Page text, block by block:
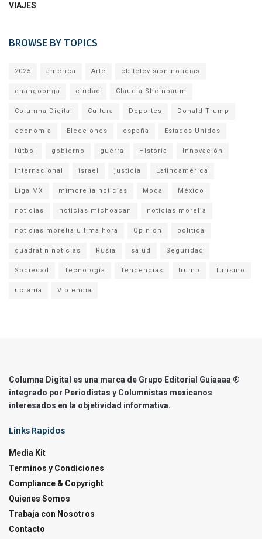
VIAJES
BROWSE BY TOPICS
2025 america Arte cb television noticias
changoonga ciudad Claudia Sheinbaum
Columna Digital Cultura Deportes Donald Trump
economia Elecciones españa Estados Unidos
fútbol gobierno guerra Historia Innovación
Internacional israel justicia Latinoamérica
Liga MX mimorelia noticias Moda México
noticias noticias michoacan noticias morelia
noticias morelia ultima hora Opinion politica
quadratin noticias Rusia salud Seguridad
Sociedad Tecnología Tendencias trump Turismo
ucrania Violencia
Columna Digital es una marca de Grupo Editorial Guíaaaa ®
integrado por Periodistas y Columnistas mexicanos
interesados en la objetividad informativa.
Links Rapidos
Media Kit
Terminos y Condiciones
Compliance & Copyright
Quienes Somos
Trabaja con Nosotros
Contacto